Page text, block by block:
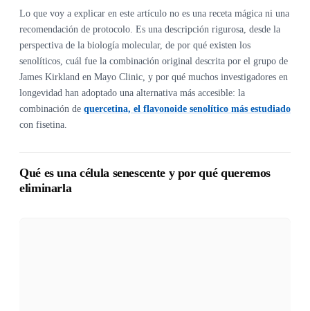
Lo que voy a explicar en este artículo no es una receta mágica ni una
recomendación de protocolo. Es una descripción rigurosa, desde la
perspectiva de la biología molecular, de por qué existen los
senolíticos, cuál fue la combinación original descrita por el grupo de
James Kirkland en Mayo Clinic, y por qué muchos investigadores en
longevidad han adoptado una alternativa más accesible: la
combinación de quercetina, el flavonoide senolítico más estudiado
con fisetina.
Qué es una célula senescente y por qué queremos
eliminarla